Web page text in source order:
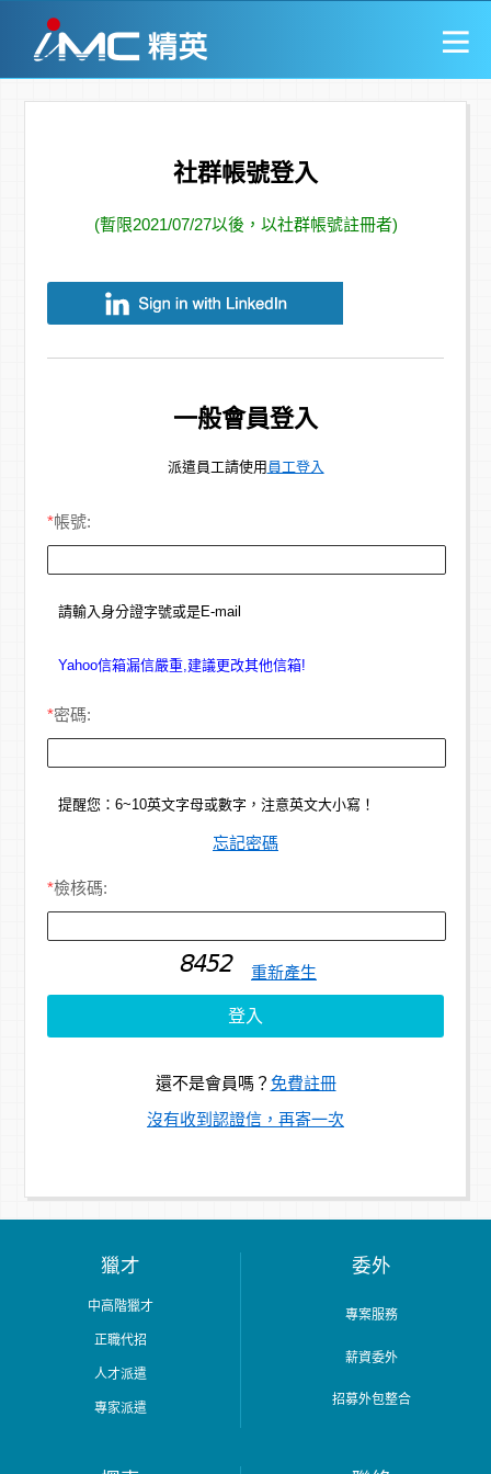
社群帳號登入
(暫限2021/07/27以後，以社群帳號註冊者)
一般會員登入
派遣員工請使用 員工登入
*帳號:
請輸入身分證字號或是E-mail
Yahoo信箱漏信嚴重,建議更改其他信箱!
*密碼:
提醒您：6~10英文字母或數字，注意英文大小寫！
忘記密碼
*檢核碼:
重新產生
還不是會員嗎？ 免費註冊
沒有收到認證信，再寄一次
獵才
中高階獵才
正職代招
人才派遣
專家派遣
委外
專案服務
薪資委外
招募外包整合